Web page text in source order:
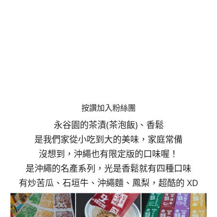
按讚加入粉絲團
永谷園的茶漬(茶泡飯)、香鬆
是我們家從小吃到大的美味，家庭常備
沒想到，沖繩也有限定版的口味喔！
是沖繩的名產系列，光是香鬆就有四種口味
有炒苦瓜、石垣牛、沖繩麵、鳳梨，超酷的 XD